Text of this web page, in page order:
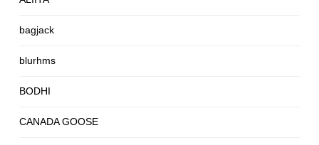
bagjack
blurhms
BODHI
CANADA GOOSE